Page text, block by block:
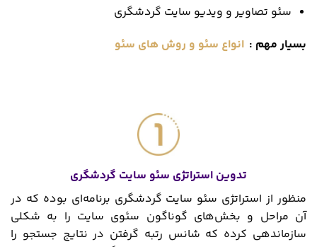
سئو تصاویر و ویدیو سایت گردشگری
بسیار مهم : انواع سئو و روش های سئو
تدوین استراتژی سئو سایت گردشگری
منظور از استراتژی سئو سایت گردشگری برنامه‌ای بوده که در
آن مراحل و بخش‌های گوناگون سئوی سایت را به شکلی
سازماندهی کرده که شانس رتبه ‌گرفتن در نتایج جستجو را